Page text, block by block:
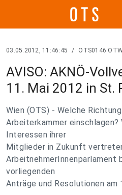
03.05.2012, 11:46:45 / OTS0146
AVISO: AKNÖ-
11. Mai 2012 in St.
Wien (OTS) - Welche
Arbeiterkammer einschlagen?
Interessen ihrer
Mitglieder in Zukunft
ArbeitnehmerInnenparlament
vorliegenden
Anträge und Resolutionen am